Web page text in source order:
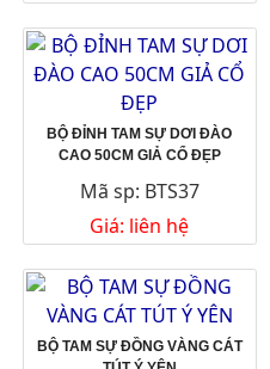
BỘ ĐỈNH TAM SỰ DƠI ĐÀO
CAO 50CM GIẢ CỔ ĐẸP
Mã sp: BTS37
Giá: liên hệ
BỘ TAM SỰ ĐỒNG VÀNG CÁT